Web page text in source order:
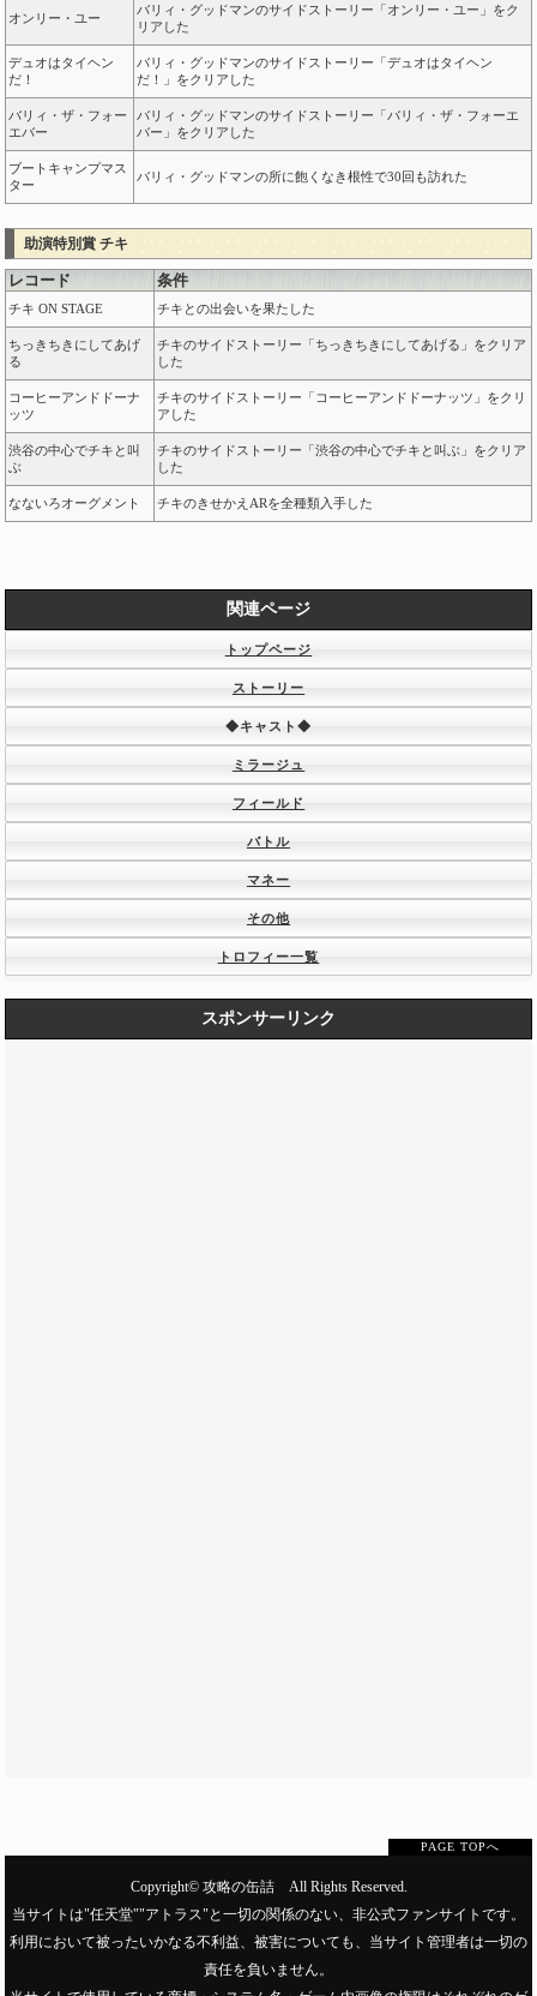
オンリー・ユー
バリィ・グッドマンのサイドストーリー「オンリー・ユー」をク
リアした
デュオはタイヘン
だ！
バリィ・グッドマンのサイドストーリー「デュオはタイヘン
だ！」をクリアした
バリィ・ザ・フォー
エバー
バリィ・グッドマンのサイドストーリー「バリィ・ザ・フォーエ
バー」をクリアした
ブートキャンプマス
ター
バリィ・グッドマンの所に飽くなき根性で30回も訪れた
助演特別賞 チキ
レコード 条件
チキ ON STAGE チキとの出会いを果たした
ちっきちきにしてあげ
る
チキのサイドストーリー「ちっきちきにしてあげる」をクリア
した
コーヒーアンドドーナ
ッツ
チキのサイドストーリー「コーヒーアンドドーナッツ」をクリ
アした
渋谷の中心でチキと叫
ぶ
チキのサイドストーリー「渋谷の中心でチキと叫ぶ」をクリア
した
なないろオーグメント チキのきせかえARを全種類入手した
関連ページ
トップページ
ストーリー
◆キャスト◆
ミラージュ
フィールド
バトル
マネー
その他
トロフィー一覧
スポンサーリンク
PAGE TOPへ
Copyright© 攻略の缶詰All Rights Reserved.
当サイトは"任天堂""アトラス"と一切の関係のない、非公式ファンサイトです。
利用において被ったいかなる不利益、被害についても、当サイト管理者は一切の
責任を負いません。